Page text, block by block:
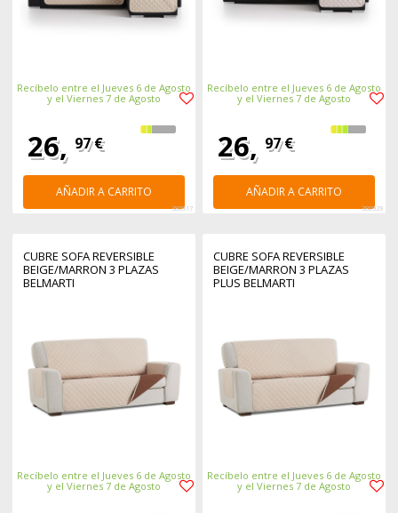
Recíbelo entre el Jueves 6 de Agosto
y el Viernes 7 de Agosto
26, 97 €
AÑADIR A CARRITO
380917
Recíbelo entre el Jueves 6 de Agosto
y el Viernes 7 de Agosto
26, 97 €
AÑADIR A CARRITO
380929
CUBRE SOFA REVERSIBLE
BEIGE/MARRON 3 PLAZAS
BELMARTI
Recíbelo entre el Jueves 6 de Agosto
y el Viernes 7 de Agosto
CUBRE SOFA REVERSIBLE
BEIGE/MARRON 3 PLAZAS
PLUS BELMARTI
Recíbelo entre el Jueves 6 de Agosto
y el Viernes 7 de Agosto